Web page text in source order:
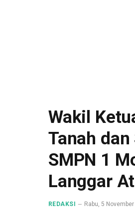
Wakil
Tanah
SMPN 1
Langgar
REDAKSI Rabu, 5